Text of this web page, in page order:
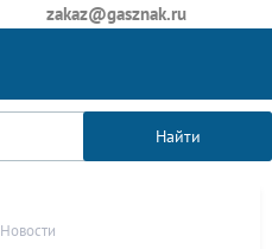
zakaz@gasznak.ru
Найти
Новости